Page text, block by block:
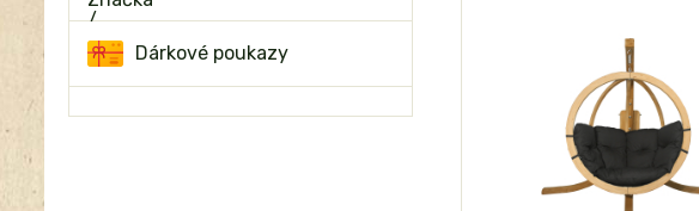
Dárkové poukazy